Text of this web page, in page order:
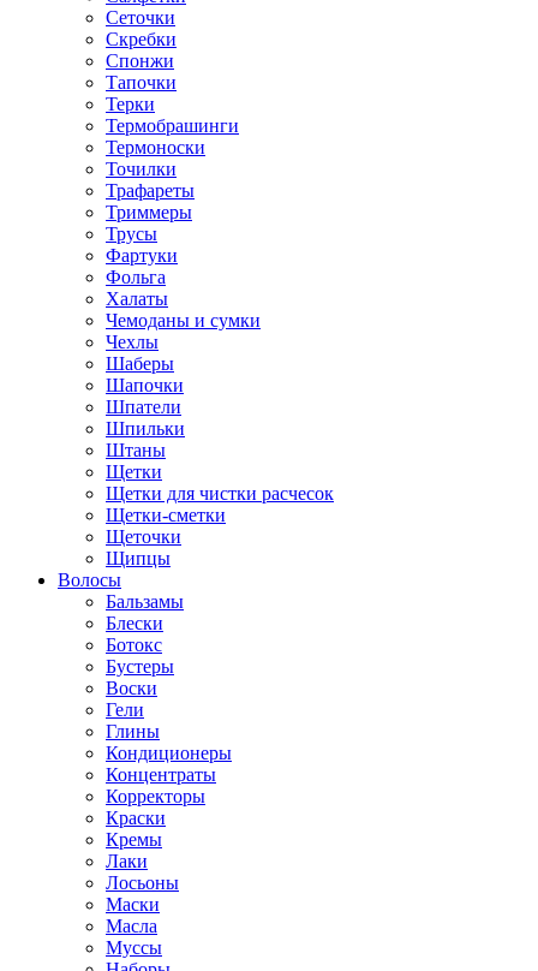
Сеточки
Скребки
Спонжи
Тапочки
Терки
Термобрашинги
Термоноски
Точилки
Трафареты
Триммеры
Трусы
Фартуки
Фольга
Халаты
Чемоданы и сумки
Чехлы
Шаберы
Шапочки
Шпатели
Шпильки
Штаны
Щетки
Щетки для чистки расчесок
Щетки-сметки
Щеточки
Щипцы
Волосы
Бальзамы
Блески
Ботокс
Бустеры
Воски
Гели
Глины
Кондиционеры
Концентраты
Корректоры
Краски
Кремы
Лаки
Лосьоны
Маски
Масла
Муссы